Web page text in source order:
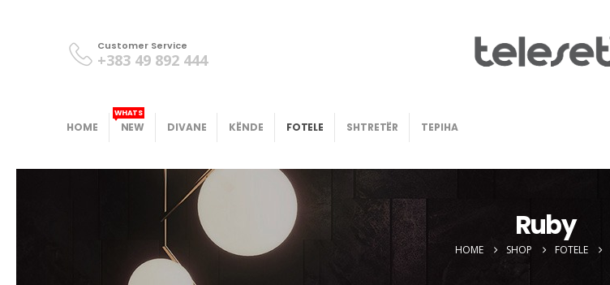
Customer Service
+383 49 892 444
HOME NEW
WHATS
DIVANE KËNDE FOTELE SHTRETËR TEPIHA
Ruby
HOME SHOP FOTELE